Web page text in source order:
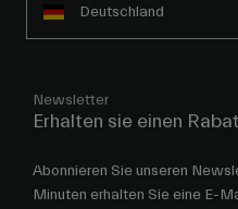
Deutschland
Newsletter
Erhalten sie einen
Abonnieren Sie unseren
Minuten erhalten Sie eine E-